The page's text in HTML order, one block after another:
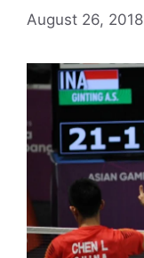
August 26, 2018